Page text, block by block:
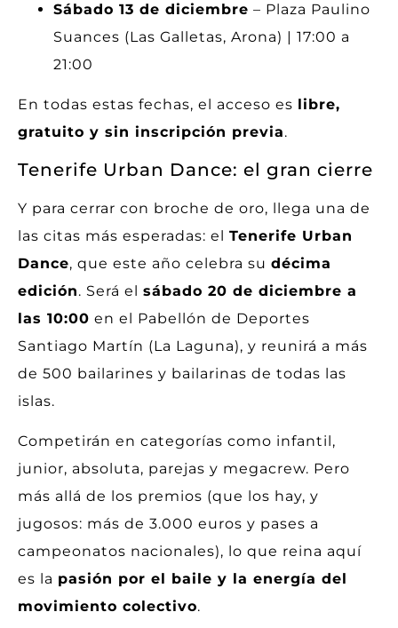
Sábado 13 de diciembre – Plaza Paulino
Suances (Las Galletas, Arona) | 17:00 a
21:00
En todas estas fechas, el acceso es libre,
gratuito y sin inscripción previa.
Tenerife Urban Dance: el gran cierre
Y para cerrar con broche de oro, llega una de
las citas más esperadas: el Tenerife Urban
Dance, que este año celebra su décima
edición. Será el sábado 20 de diciembre a
las 10:00 en el Pabellón de Deportes
Santiago Martín (La Laguna), y reunirá a más
de 500 bailarines y bailarinas de todas las
islas.
Competirán en categorías como infantil,
junior, absoluta, parejas y megacrew. Pero
más allá de los premios (que los hay, y
jugosos: más de 3.000 euros y pases a
campeonatos nacionales), lo que reina aquí
es la pasión por el baile y la energía del
movimiento colectivo.